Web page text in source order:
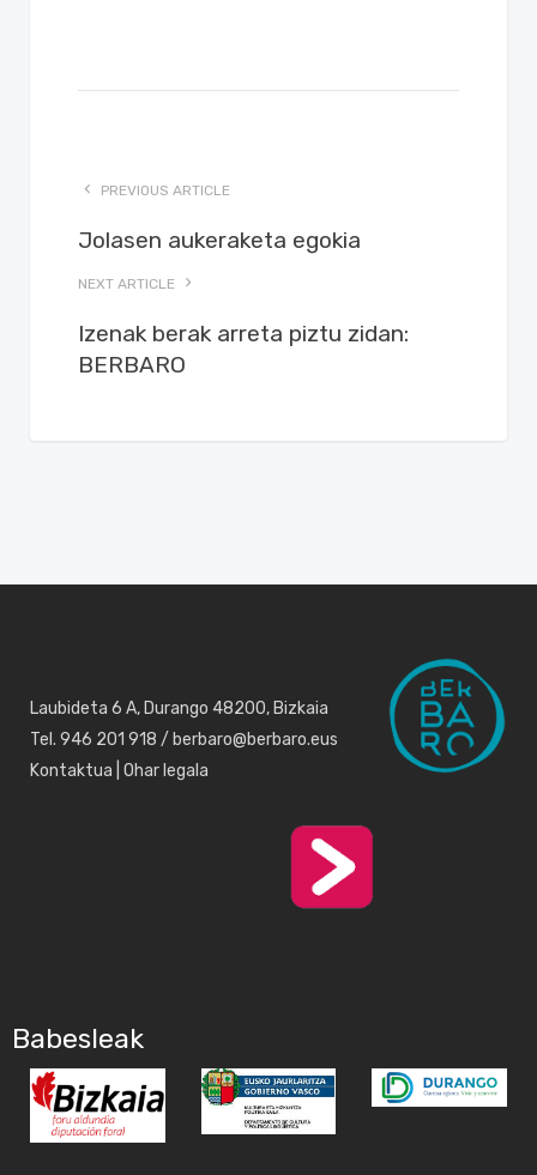
PREVIOUS ARTICLE
Jolasen aukeraketa egokia
NEXT ARTICLE
Izenak berak arreta piztu zidan:
BERBARO
Laubideta 6 A, Durango 48200, Bizkaia
Tel. 946 201 918 / berbaro@berbaro.eus
Kontaktua Ohar legala
Babesleak